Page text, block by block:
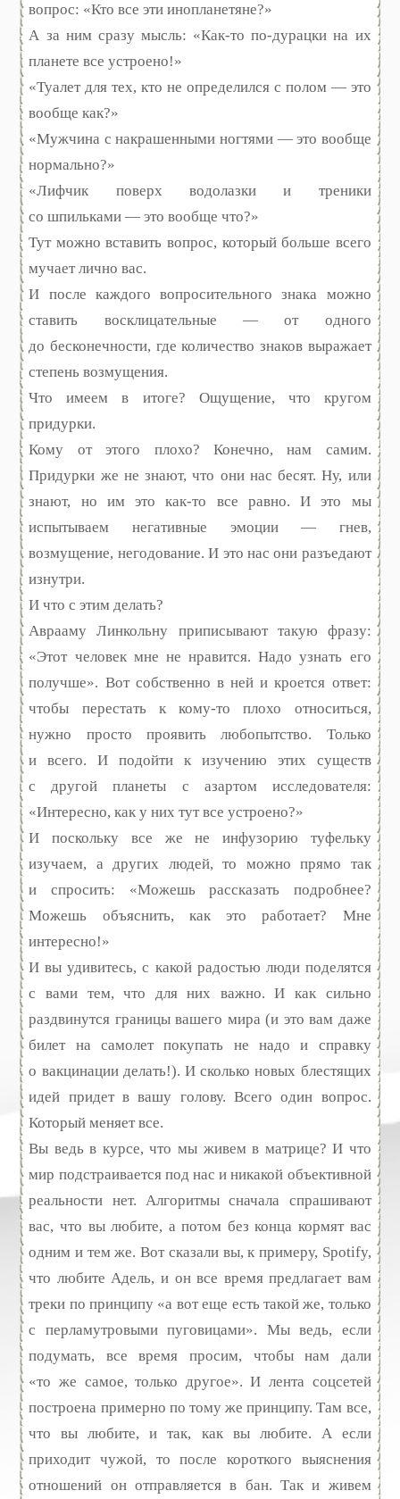
вопрос: «Кто все эти инопланетяне?»
А за ним сразу мысль: «Как-то по-дурацки на их
планете все устроено!»
«Туалет для тех, кто не определился с полом — это
вообще как?»
«Мужчина с накрашенными ногтями — это вообще
нормально?»
«Лифчик поверх водолазки и треники
со шпильками — это вообще что?»
Тут можно вставить вопрос, который больше всего
мучает лично вас.
И после каждого вопросительного знака можно
ставить восклицательные — от одного
до бесконечности, где количество знаков выражает
степень возмущения.
Что имеем в итоге? Ощущение, что кругом
придурки.
Кому от этого плохо? Конечно, нам самим.
Придурки же не знают, что они нас бесят. Ну, или
знают, но им это как-то все равно. И это мы
испытываем негативные эмоции — гнев,
возмущение, негодование. И это нас они разъедают
изнутри.
И что с этим делать?
Аврааму Линкольну приписывают такую фразу:
«Этот человек мне не нравится. Надо узнать его
получше». Вот собственно в ней и кроется ответ:
чтобы перестать к кому-то плохо относиться,
нужно просто проявить любопытство. Только
и всего. И подойти к изучению этих существ
с другой планеты с азартом исследователя:
«Интересно, как у них тут все устроено?»
И поскольку все же не инфузорию туфельку
изучаем, а других людей, то можно прямо так
и спросить: «Можешь рассказать подробнее?
Можешь объяснить, как это работает? Мне
интересно!»
И вы удивитесь, с какой радостью люди поделятся
с вами тем, что для них важно. И как сильно
раздвинутся границы вашего мира (и это вам даже
билет на самолет покупать не надо и справку
о вакцинации делать!). И сколько новых блестящих
идей придет в вашу голову. Всего один вопрос.
Который меняет все.
Вы ведь в курсе, что мы живем в матрице? И что
мир подстраивается под нас и никакой объективной
реальности нет. Алгоритмы сначала спрашивают
вас, что вы любите, а потом без конца кормят вас
одним и тем же. Вот сказали вы, к примеру, Spotify,
что любите Адель, и он все время предлагает вам
треки по принципу «а вот еще есть такой же, только
с перламутровыми пуговицами». Мы ведь, если
подумать, все время просим, чтобы нам дали
«то же самое, только другое». И лента соцсетей
построена примерно по тому же принципу. Там все,
что вы любите, и так, как вы любите. А если
приходит чужой, то после короткого выяснения
отношений он отправляется в бан. Так и живем